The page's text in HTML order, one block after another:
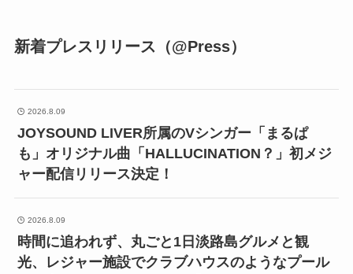
新着プレスリリース（@Press）
2026.8.09
JOYSOUND LIVER所属のVシンガー「まるぱ
も」オリジナル曲「HALLUCINATION？」初メジ
ャー配信リリース決定！
2026.8.09
時間に追われず、丸ごと1日淡路島グルメと観
光、レジャー施設でクラブハウスのようなプール